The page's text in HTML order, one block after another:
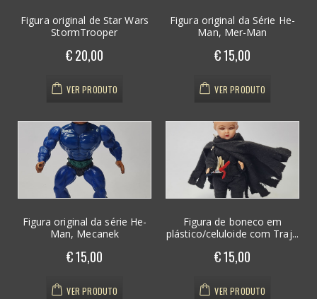
Figura original de Star Wars
StormTrooper
€ 20,00
VER PRODUTO
Figura original da Série He-
Man, Mer-Man
€ 15,00
VER PRODUTO
Figura original da série He-
Man, Mecanek
€ 15,00
VER PRODUTO
Figura de boneco em
plástico/celuloide com Traj...
€ 15,00
VER PRODUTO